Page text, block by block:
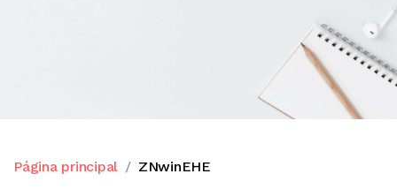
Página principal ZNwinEHE